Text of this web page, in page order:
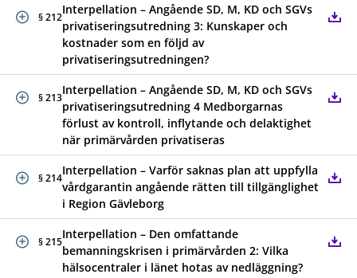
§ 212
Interpellation – Angående SD, M, KD och SGVs
privatiseringsutredning 3: Kunskaper och
kostnader som en följd av
privatiseringsutredningen?
§ 213
Interpellation – Angående SD, M, KD och SGVs
privatiseringsutredning 4 Medborgarnas
förlust av kontroll, inflytande och delaktighet
när primärvården privatiseras
§ 214
Interpellation – Varför saknas plan att uppfylla
vårdgarantin angående rätten till tillgänglighet
i Region Gävleborg
§ 215
Interpellation – Den omfattande
bemanningskrisen i primärvården 2: Vilka
hälsocentraler i länet hotas av nedläggning?